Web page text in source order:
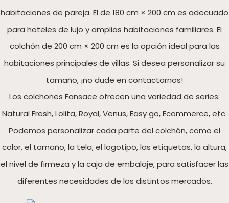
habitaciones de pareja. El de 180 cm × 200 cm es adecuado
para hoteles de lujo y amplias habitaciones familiares. El
colchón de 200 cm × 200 cm es la opción ideal para las
habitaciones principales de villas. Si desea personalizar su
tamaño, ¡no dude en contactarnos!
Los colchones Fansace ofrecen una variedad de series:
Natural Fresh, Lolita, Royal, Venus, Easy go, Ecommerce, etc.
Podemos personalizar cada parte del colchón, como el
color, el tamaño, la tela, el logotipo, las etiquetas, la altura,
el nivel de firmeza y la caja de embalaje, para satisfacer las
diferentes necesidades de los distintos mercados.